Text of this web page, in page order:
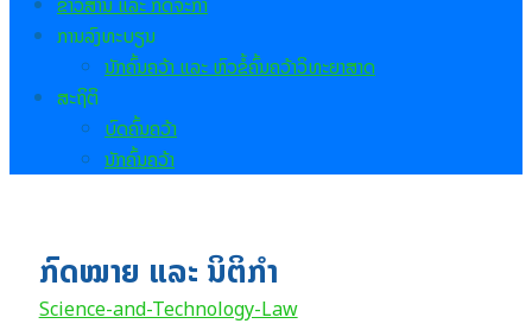
ການລົງທະບຽນ
ນັກຄົ້ນຄວ້າ ແລະ ຫົວຂໍ້ຄົ້ນຄວ້າວິທະຍາສາດ
ສະຖິຕິ
ບົດຄົ້ນຄວ້າ
ນັກຄົ້ນຄວ້າ
ກົດໝາຍ ແລະ ນິຕິກຳ
Science-and-Technology-Law